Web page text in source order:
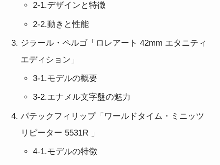
2-1.デザインと特徴
2-2.動きと性能
ジラール・ペルゴ「ロレアート 42mm エタニティ
エディション 」
3-1.モデルの概要
3-2.エナメル文字盤の魅力
パテックフィリップ「ワールドタイム・ミニッツ
リピーター 5531R
」
4-1.モデルの特徴